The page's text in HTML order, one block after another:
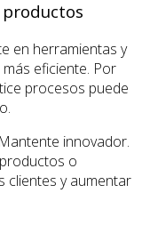
en herramientas y
eficiente. Por
procesos puede
Mantente innovador.
o
clientes y aumentar